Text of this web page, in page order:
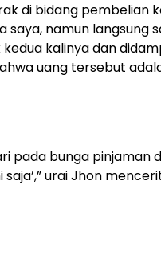
di bidang pembelian
namun langsung
kalinya dan
uang tersebut
pada bunga
urai Jhon